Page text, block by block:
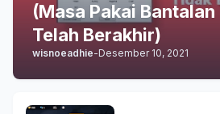
(Masa Pakai
Telah Berakhir)
wisnoeadhie-Desember 10, 2021